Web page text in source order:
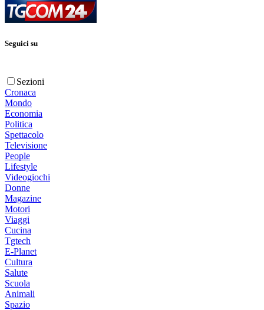
Seguici su
Sezioni
Cronaca
Mondo
Economia
Politica
Spettacolo
Televisione
People
Lifestyle
Videogiochi
Donne
Magazine
Motori
Viaggi
Cucina
Tgtech
E-Planet
Cultura
Salute
Scuola
Animali
Spazio